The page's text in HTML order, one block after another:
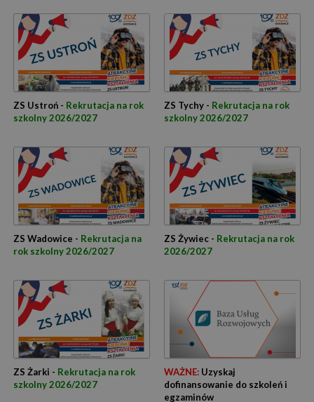
ZS Ustroń - Rekrutacja na rok
szkolny 2026/2027
ZS Tychy - Rekrutacja na rok
szkolny 2026/2027
ZS Wadowice - Rekrutacja na
rok szkolny 2026/2027
ZS Żywiec - Rekrutacja na rok
2026/2027
ZS Żarki - Rekrutacja na rok
szkolny 2026/2027
WAŻNE:Uzyskaj
dofinansowanie do szkoleń i
egzaminów